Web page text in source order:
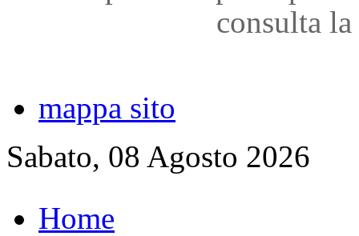
consulta
mappa sito
Sabato, 08 Agosto 2026
Home